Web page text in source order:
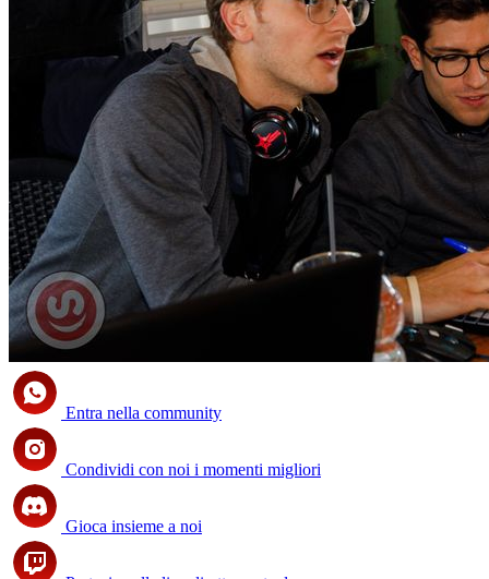
Entra nella community
Condividi con noi i momenti migliori
Gioca insieme a noi